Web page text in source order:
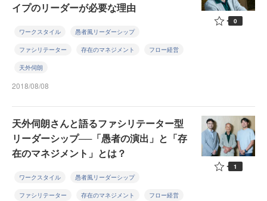
イプのリーダーが必要な理由
ワークスタイル 愚者風リーダーシップ
ファシリテーター 存在のマネジメント フロー経営
天外伺朗
2018/08/08
0
天外伺朗さんと語るファシリテーター型
リーダーシップ──「愚者の演出」と「存
在のマネジメント」とは？
ワークスタイル 愚者風リーダーシップ
ファシリテーター 存在のマネジメント フロー経営
1